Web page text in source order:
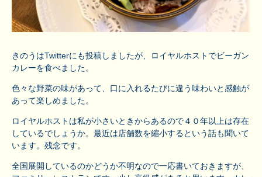
きのうはTwitterにも投稿しましたが、ロイヤルホストでビーガン
カレーを食べました。
色々な野菜の味があって、口に入れるたびに違う味わいと感触が
あって楽しめました。
ロイヤルホストは私が小さいときからあるので４０年以上は存在
しているでしょうか。最近は店舗数を縮小するという話も聞いて
います。残念です。
全国展開しているのかどうか不明なので一応書いておきますが、